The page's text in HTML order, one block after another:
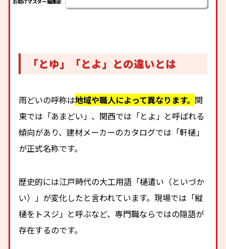
「とゆ」「とよ」との違いとは
雨どいの呼称は地域や職人によって異なります。 関
東では「あまどい」、関西では「とよ」と呼ばれる
傾向があり、建材メーカーのカタログでは「軒樋」
が正式名称です。
歴史的には江戸時代の大工用語「樋遣い（といづか
い）」が変化したと言われています。現場では「縦
樋をトスジ」と呼ぶなど、専門職ならではの隠語が
存在するのです。